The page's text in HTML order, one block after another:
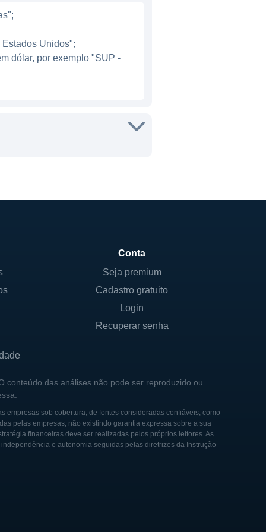
produtos
produtos de limpeza e
atendam diferentes
produtores do Paraná
fundadora ocupando
familiar permanece.
inovações e melhorias
os primórdios, a
de supermercados do
atuação. Em um
hábitos de consumo,
Unidos";
dólar, por exemplo "SUP -
Conta
Seja premium
Cadastro gratuito
Login
Recuperar senha
conteúdo das análises não pode ser reproduzido ou
sob cobertura, de fontes consideradas confiáveis, como
pelas empresas, não existindo garantia expressa sobre a sua
financeiras deve ser realizadas pelos próprios leitores. As
e autonomia seguidas pelas diretrizes da Instrução